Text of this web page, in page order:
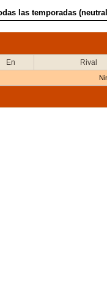
las temporadas
En Rival